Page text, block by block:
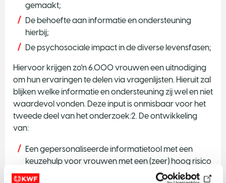
gemaakt;
De behoefte aan informatie en ondersteuning
hierbij;
De psychosociale impact in de diverse levensfasen;
Hiervoor krijgen zo'n 6.000 vrouwen een uitnodiging
om hun ervaringen te delen via vragenlijsten. Hieruit zal
blijken welke informatie en ondersteuning zij wel en niet
waardevol vonden. Deze input is onmisbaar voor het
tweede deel van het onderzoek:2. De ontwikkeling
van:
Een gepersonaliseerde informatietool met een
keuzehulp voor vrouwen met een (zeer) hoog risico
op het krijgen van borstkanker.